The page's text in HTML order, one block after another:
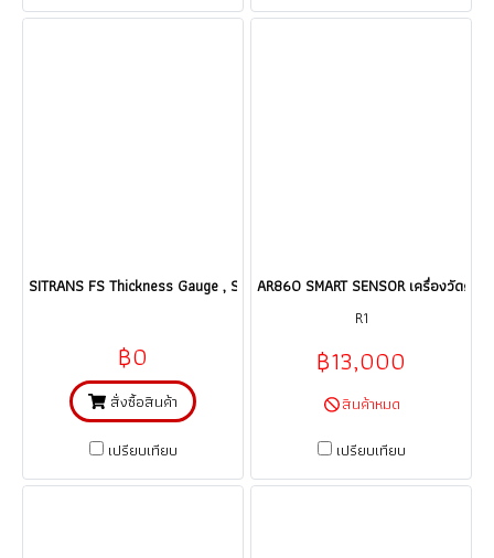
SITRANS FS Thickness Gauge , SIEMENS ultrasonic เครื่องวัดความหนา / ร
฿0
สั่งซื้อสินค้า
เปรียบเทียบ
AR860 SMART SENSOR เครื่องวัดควา
R1
฿13,000
สินค้าหมด
เปรียบเทียบ